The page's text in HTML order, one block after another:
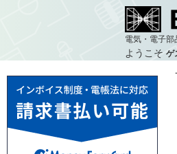
電気・電子
ようこそ ゲ